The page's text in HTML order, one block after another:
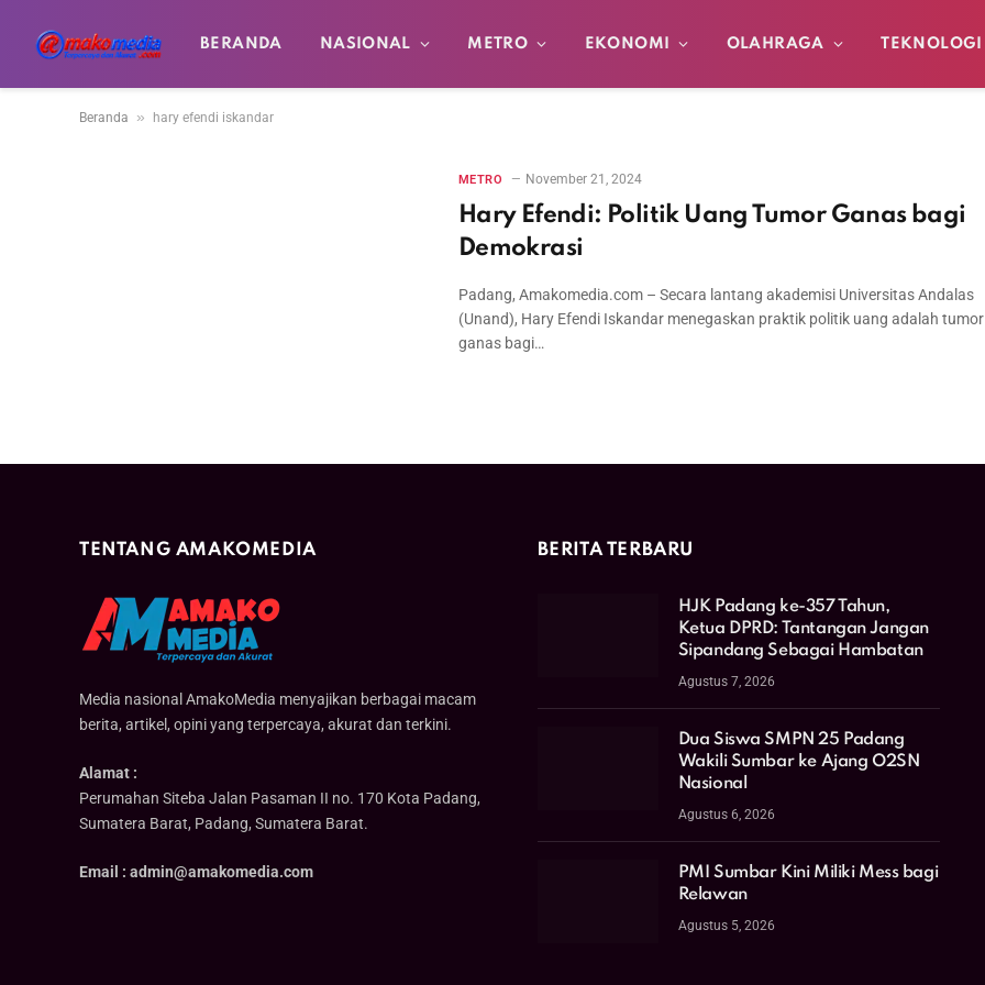
BERANDA NASIONAL METRO EKONOMI OLAHRAGA TEKNOLOGI
Beranda » hary efendi iskandar
METRO November 21, 2024
Hary Efendi: Politik Uang Tumor Ganas bagi
Demokrasi
Padang, Amakomedia.com – Secara lantang akademisi Universitas Andalas
(Unand), Hary Efendi Iskandar menegaskan praktik politik uang adalah tumor
ganas bagi…
TENTANG AMAKOMEDIA
Media nasional AmakoMedia menyajikan berbagai macam
berita, artikel, opini yang terpercaya, akurat dan terkini.
Alamat :
Perumahan Siteba Jalan Pasaman II no. 170 Kota Padang,
Sumatera Barat, Padang, Sumatera Barat.
Email : admin@amakomedia.com
BERITA TERBARU
HJK Padang ke-357 Tahun,
Ketua DPRD: Tantangan Jangan
Sipandang Sebagai Hambatan
Agustus 7, 2026
Dua Siswa SMPN 25 Padang
Wakili Sumbar ke Ajang O2SN
Nasional
Agustus 6, 2026
PMI Sumbar Kini Miliki Mess bagi
Relawan
Agustus 5, 2026